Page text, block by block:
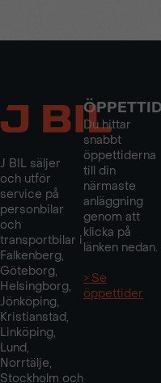
J BIL säljer
och utför
service på
personbilar
och
transportbilar i
Falkenberg,
Göteborg,
Helsingborg,
Jönköping,
Kristianstad,
Linköping,
Lund,
Norrtälje,
Stockholm och
Du hittar
snabbt
öppettiderna
till din
närmaste
anläggning
genom att
klicka på
länken nedan.
> Se
öppettider